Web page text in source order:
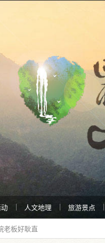
人文地理 旅游景点
老板好耿直